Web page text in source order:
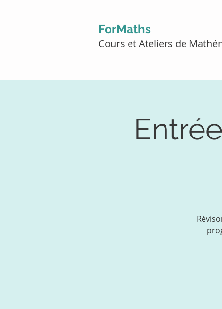
ForMaths
Cours et Ateliers de